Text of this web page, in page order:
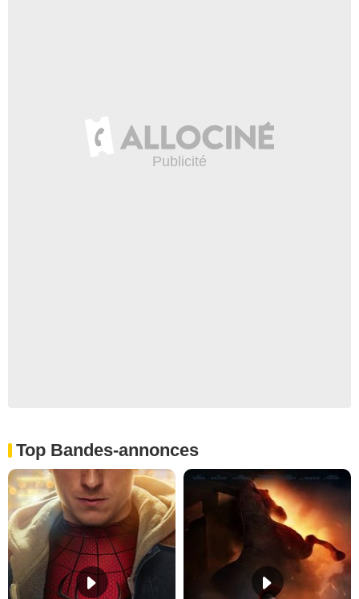
Top Bandes-annonces